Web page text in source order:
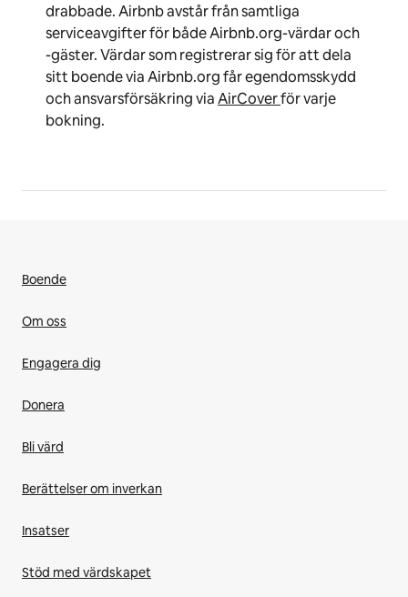
drabbade. Airbnb avstår från samtliga
serviceavgifter för både Airbnb.org-värdar och
-gäster. Värdar som registrerar sig för att dela
sitt boende via Airbnb.org får egendomsskydd
och ansvarsförsäkring viaAirCoverför varje
bokning.
Boende
Om oss
Engagera dig
Donera
Bli värd
Berättelser om inverkan
Insatser
Stöd med värdskapet